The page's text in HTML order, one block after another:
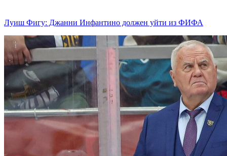
Луиш Фигу: Джанни Инфантино должен уйти из ФИФА